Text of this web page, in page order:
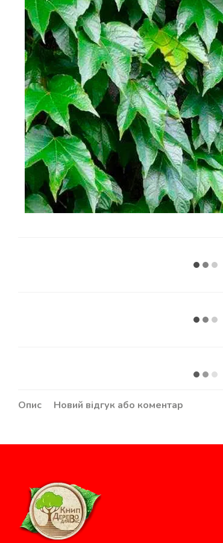
Опис Новий відгук або коментар